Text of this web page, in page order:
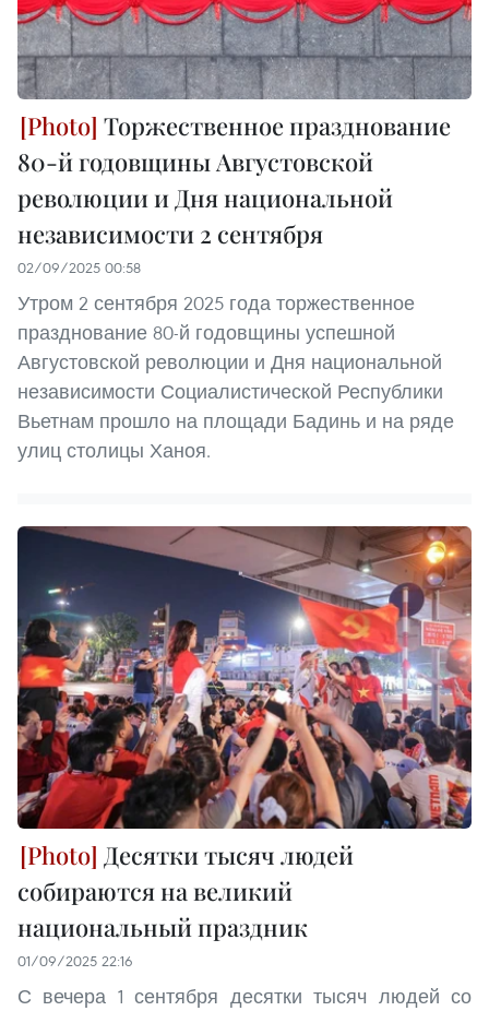
Торжественное празднование
80-й годовщины Августовской
революции и Дня национальной
независимости 2 сентября
02/09/2025 00:58
Утром 2 сентября 2025 года торжественное
празднование 80-й годовщины успешной
Августовской революции и Дня национальной
независимости Социалистической Республики
Вьетнам прошло на площади Бадинь и на ряде
улиц столицы Ханоя.
Десятки тысяч людей
собираются на великий
национальный праздник
01/09/2025 22:16
С вечера 1 сентября десятки тысяч людей со